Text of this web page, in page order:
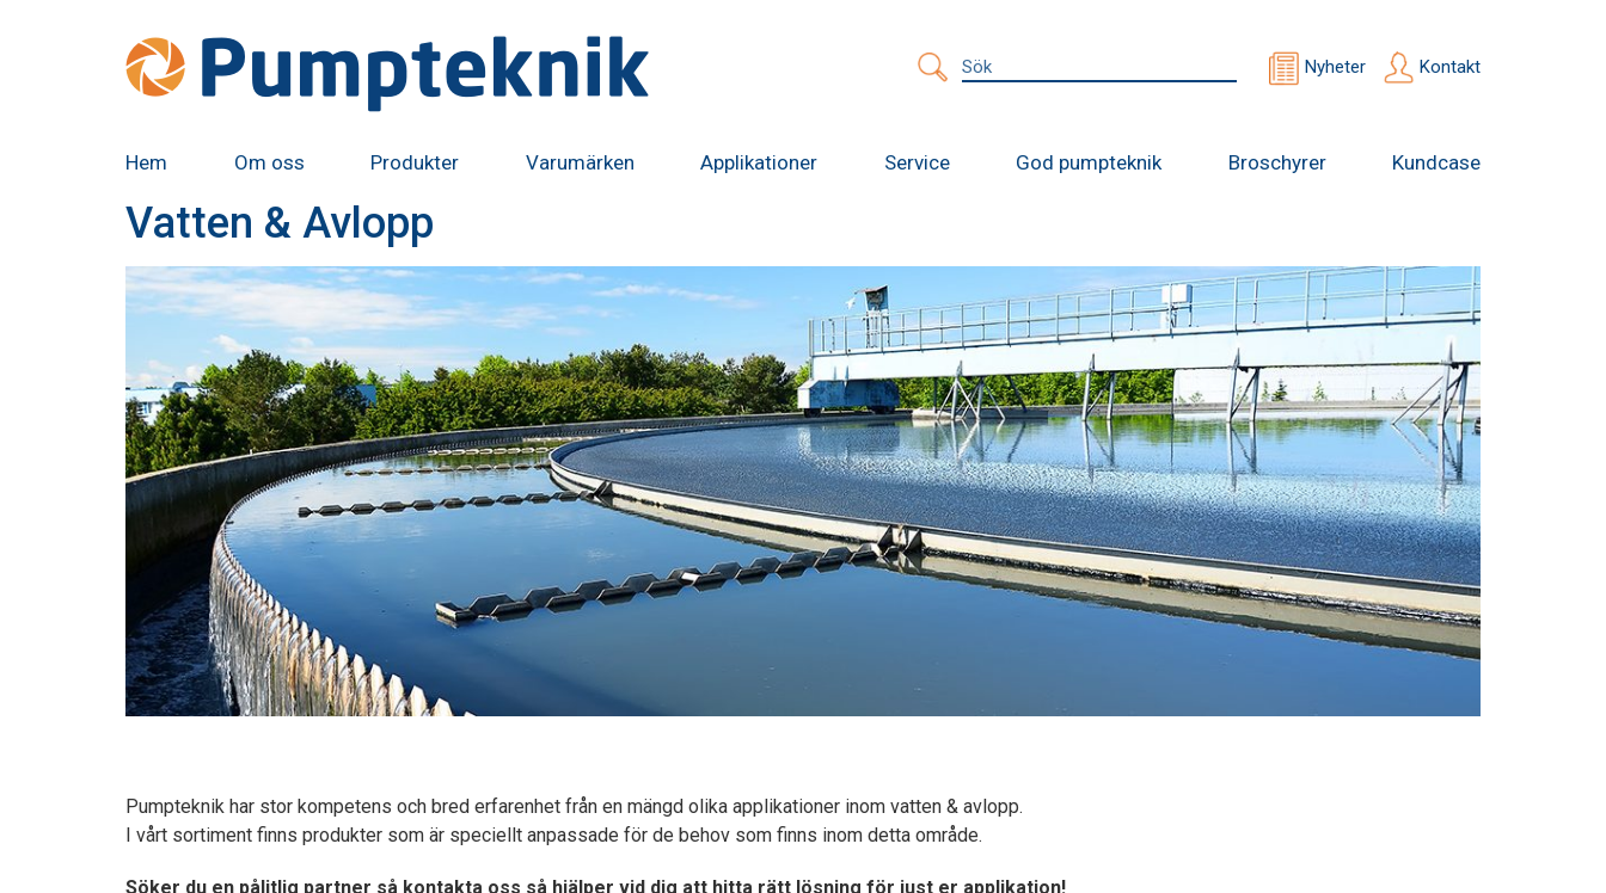
Sök
Nyheter Kontakt
Hem Om oss Produkter Varumärken Applikationer Service God pumpteknik Broschyrer Kundcase
Vatten & Avlopp
Pumpteknik har stor kompetens och bred erfarenhet från en mängd olika applikationer inom vatten & avlopp.
I vårt sortiment finns produkter som är speciellt anpassade för de behov som finns inom detta område.
Söker du en pålitlig partner så kontakta oss så hjälper vid dig att hitta rätt lösning för just er applikation!